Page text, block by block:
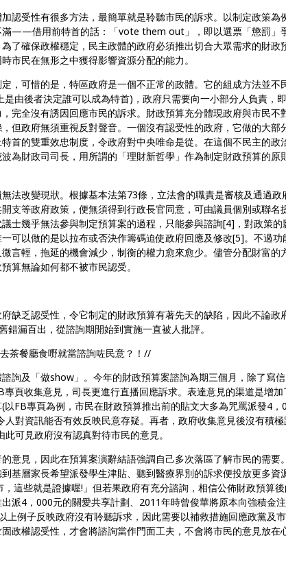
認受性有很多方法，最簡單就是聆聽市民的訴求。以制定政策為
滿——借用前特首的話：「vote them out」，即以選票「懲罰」
了確保政權穩定，民主政體的政府必須推出切合大眾需求的財政
市民在無形之中獲得影響資源分配的能力。
，可惜的是，特區政府是一個不正常的政體。它的組成方法並不
由後者決定誰可以成為特首)，政府只需要向一小部分人負責，
完全沒有誘因回應市民的訴求。財政預算充分體現政府與市民不
但政府無須重視反對聲音。一個沒有認受性的政府，它做的大部
首的雙重效忠制度，令政府對中央唯命是從。在這個不民主的政
為財政司司長，用所謂的「理財新哲學」作為制定財政預算的原
法改變現狀。根據基本法第73條，立法會的職責是審核及通過
支等政府政策，便無須得到行政長官同意，可由議員個別或聯名
士幾乎無法參與制定預算案的過程，只能參與諮詢[4]，對政策
可以做的是以拉布或否決作籌碼迫使政府回應及修改[5]。不過
言輕，拖延的機會減少，制衡的權力愈來愈少。儘管分配財富的
算無論如何都不被市民認受。
缺乏認受性，令它制定的財政預算有著先天的缺陷，因此不論政
錯漏百出，從諮詢期開始到實施一直被人批評。
茶餐廳食嘢就當諮詢咗民意？！//
詢及「做show」。今年的財政預算案諮詢為期三個月，除了寫
頁收集意見，司長更進行直播回應訴求。表達意見的渠道是增
以FB專頁為例，市民在財政預算推出前的貼文大多為咒罵派發4
對資訊能否有效反映民意存疑。再者，政府收集意見後沒有積極
可見政府沒有認真對待市民的意見。
意見，因此在預算案演辭結語強調自己多次落區了解市民的需要
基層家長希望派發學生津貼、聽到醫療界別的訴求便投放更多
這些就是證據喔!」但若果政府有充分諮詢，相信公佈財政預算
派4，000元的關愛共享計劃、2011年時曾俊華將原本向強積金
例子反映政府沒有聆聽訴求，因此需要以補救措施回應政黨及
政權認受性，才會將諮詢當作門面工夫，不會將市民的意見放在